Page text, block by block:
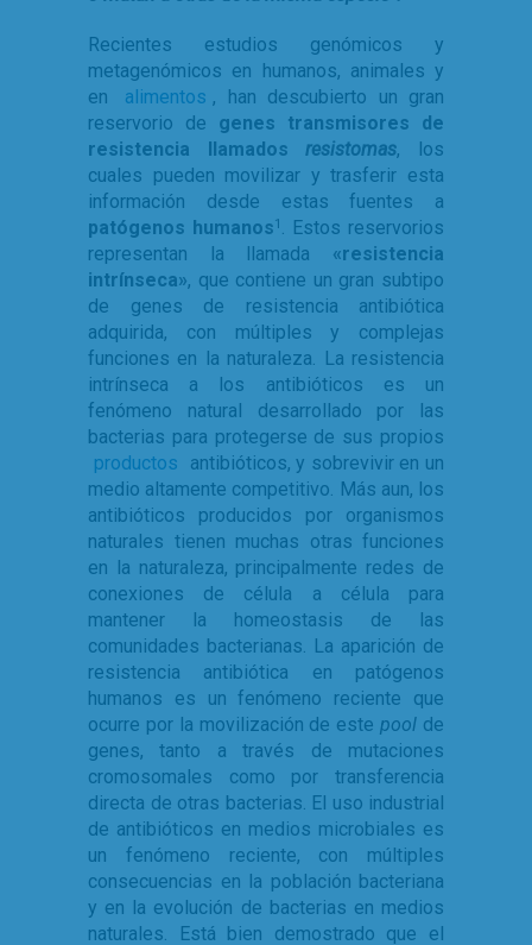
Recientes estudios genómicos y
metagenómicos en humanos, animales y
en
alimentos , han descubierto un gran
reservorio de genes transmisores de
resistencia llamadosresistomas, los
cuales pueden movilizar y trasferir esta
información desde estas fuentes a
patógenos humanos1 . Estos reservorios
representan la llamada «resistencia
intrínseca», que contiene un gran subtipo
de genes de resistencia antibiótica
adquirida, con múltiples y complejas
funciones en la naturaleza. La resistencia
intrínseca a los antibióticos es un
fenómeno natural desarrollado por las
bacterias para protegerse de sus propios
productos
antibióticos, y sobrevivir en un
medio altamente competitivo. Más aun, los
antibióticos producidos por organismos
naturales tienen muchas otras funciones
en la naturaleza, principalmente redes de
conexiones de célula a célula para
mantener la homeostasis de las
comunidades bacterianas. La aparición de
resistencia antibiótica en patógenos
humanos es un fenómeno reciente que
ocurre por la movilización de estepool de
genes, tanto a través de mutaciones
cromosomales como por transferencia
directa de otras bacterias. El uso industrial
de antibióticos en medios microbiales es
un fenómeno reciente, con múltiples
consecuencias en la población bacteriana
y en la evolución de bacterias en medios
naturales. Está bien demostrado que el